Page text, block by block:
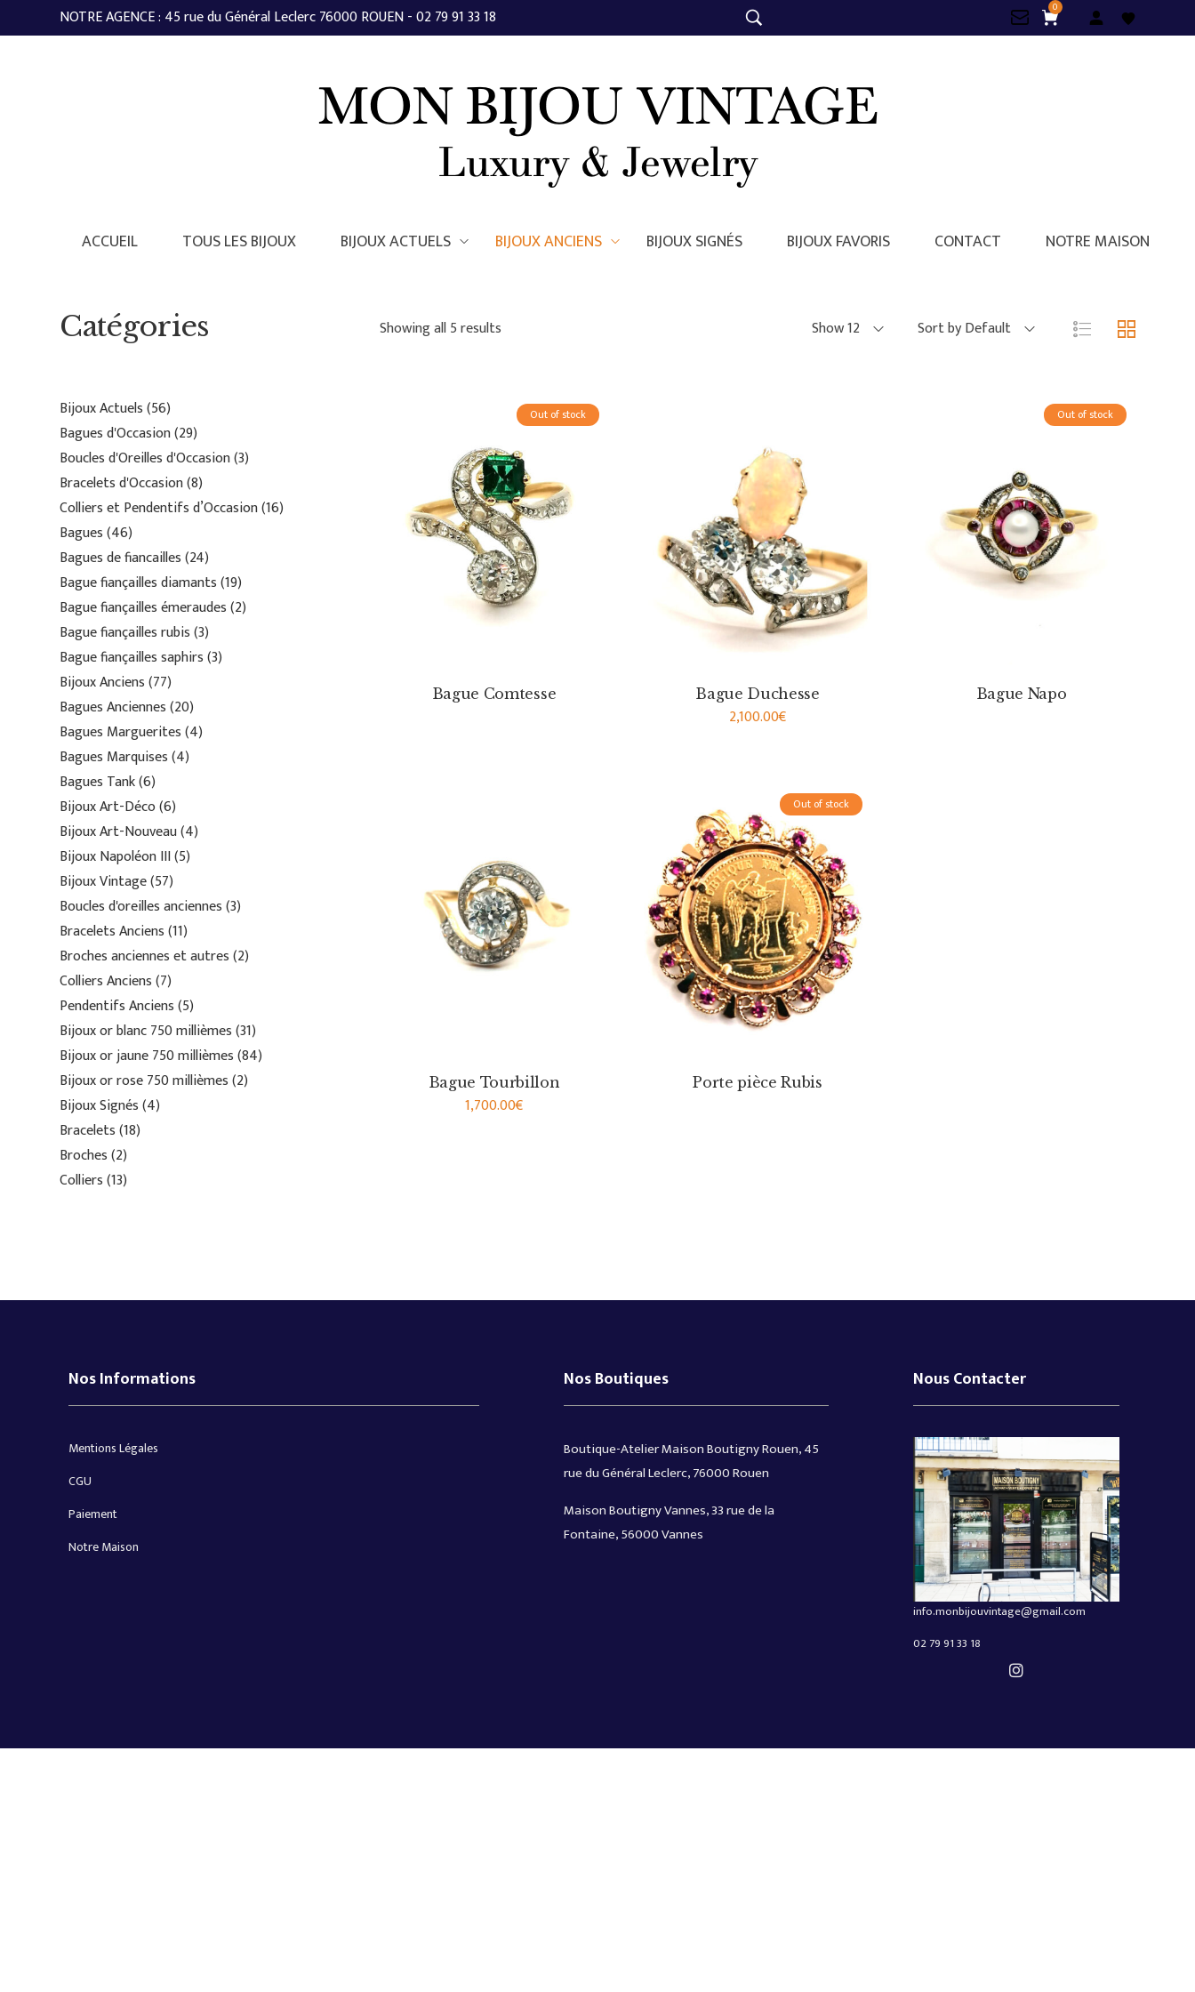
NOTRE AGENCE : 45 rue du Général Leclerc 76000 ROUEN - 02 79 91 33 18 0
ACCUEIL TOUS LES BIJOUX BIJOUX ACTUELS BIJOUX ANCIENS BIJOUX SIGNÉS BIJOUX FAVORIS CONTACT NOTRE MAISON
Catégories
Bijoux Actuels 56
Bagues d'Occasion 29
Boucles d'Oreilles d'Occasion 3
Bracelets d'Occasion 8
Colliers et Pendentifs d’Occasion 16
Bagues 46
Bagues de fiancailles 24
Bague fiançailles diamants 19
Bague fiançailles émeraudes 2
Bague fiançailles rubis 3
Bague fiançailles saphirs 3
Bijoux Anciens 77
Bagues Anciennes 20
Bagues Marguerites 4
Bagues Marquises 4
Bagues Tank 6
Bijoux Art-Déco 6
Bijoux Art-Nouveau 4
Bijoux Napoléon III 5
Bijoux Vintage 57
Boucles d'oreilles anciennes 3
Bracelets Anciens 11
Broches anciennes et autres 2
Colliers Anciens 7
Pendentifs Anciens 5
Bijoux or blanc 750 millièmes 31
Bijoux or jaune 750 millièmes 84
Bijoux or rose 750 millièmes 2
Bijoux Signés 4
Bracelets 18
Broches 2
Colliers 13
Showing all 5 results Show 12 Sort by Default
Out of stock
Bague Comtesse Bague Duchesse
2,100.00€
Out of stock
Bague Napo
Bague Tourbillon
1,700.00€
Out of stock
Porte pièce Rubis
Nos Informations
Mentions Légales
CGU
Paiement
Notre Maison
Nos Boutiques
Boutique-Atelier Maison Boutigny Rouen, 45
rue du Général Leclerc, 76000 Rouen
Maison Boutigny Vannes, 33 rue de la
Fontaine, 56000 Vannes
Nous Contacter
info.monbijouvintage@gmail.com
02 79 91 33 18